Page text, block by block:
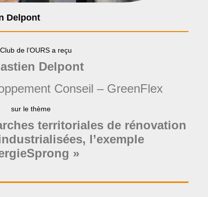
Delpont
de l’OURS a reçu
Delpont
Conseil – GreenFlex
sur le thème
territoriales de rénovation
l’exemple
»